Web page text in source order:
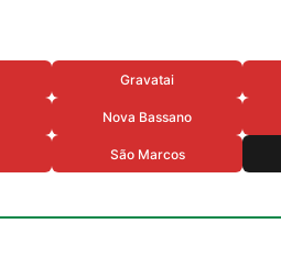
Gravatai
Nova Bassano
São Marcos